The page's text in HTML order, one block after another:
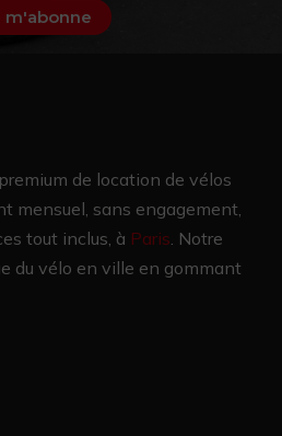
m'abonne
de location de vélos
mensuel, sans engagement,
tout inclus, à Paris. Notre
du vélo en ville en gommant